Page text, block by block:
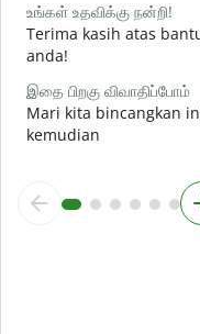
உங்கள் உதவிக்கு நன்றி!
Terima kasih atas
anda!
இதை பிறகு விவாதிப்போம்
Mari kita bincangkan
kemudian